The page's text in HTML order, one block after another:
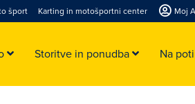
šport Karting in motošportni center Moj
Storitve in ponudba Na poti